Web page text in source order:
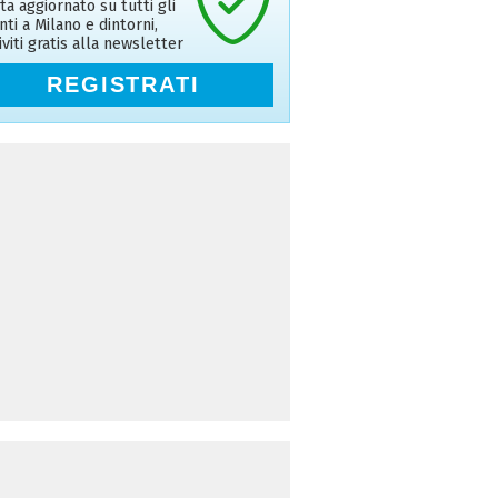
aggiornato su tutti gli
a Milano e dintorni,
gratis alla newsletter
REGISTRATI